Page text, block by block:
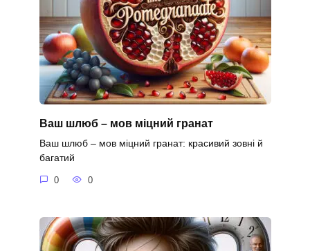
Ваш шлюб – мов міцний гранат
Ваш шлюб – мов міцний гранат: красивий зовні й
багатий
0 0